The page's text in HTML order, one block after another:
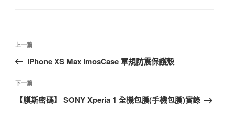
文
導
覽
上
一
文
章
上一篇
iPhone XS Max imosCase 軍規防震保護殼
下
一
下一篇
【膜斯密碼】 SONY Xperia 1 全機包膜(手機包膜)實錄